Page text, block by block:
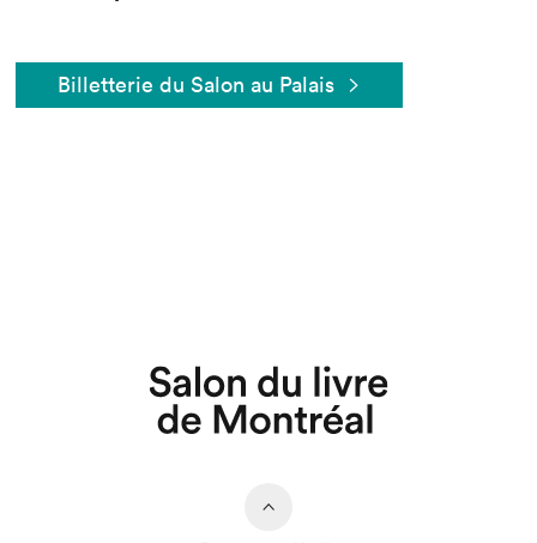
Billetterie du Salon au Palais